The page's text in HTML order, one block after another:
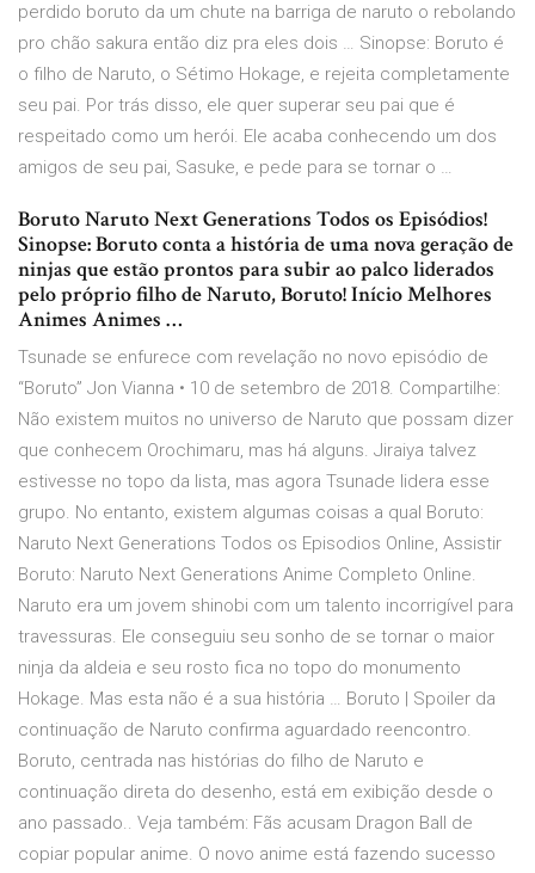
perdido boruto da um chute na barriga de naruto o rebolando
pro chão sakura então diz pra eles dois … Sinopse: Boruto é
o filho de Naruto, o Sétimo Hokage, e rejeita completamente
seu pai. Por trás disso, ele quer superar seu pai que é
respeitado como um herói. Ele acaba conhecendo um dos
amigos de seu pai, Sasuke, e pede para se tornar o …
Boruto Naruto Next Generations Todos os Episódios!
Sinopse: Boruto conta a história de uma nova geração de
ninjas que estão prontos para subir ao palco liderados
pelo próprio filho de Naruto, Boruto! Início Melhores
Animes Animes …
Tsunade se enfurece com revelação no novo episódio de
“Boruto” Jon Vianna • 10 de setembro de 2018. Compartilhe:
Não existem muitos no universo de Naruto que possam dizer
que conhecem Orochimaru, mas há alguns. Jiraiya talvez
estivesse no topo da lista, mas agora Tsunade lidera esse
grupo. No entanto, existem algumas coisas a qual Boruto:
Naruto Next Generations Todos os Episodios Online, Assistir
Boruto: Naruto Next Generations Anime Completo Online.
Naruto era um jovem shinobi com um talento incorrigível para
travessuras. Ele conseguiu seu sonho de se tornar o maior
ninja da aldeia e seu rosto fica no topo do monumento
Hokage. Mas esta não é a sua história … Boruto | Spoiler da
continuação de Naruto confirma aguardado reencontro.
Boruto, centrada nas histórias do filho de Naruto e
continuação direta do desenho, está em exibição desde o
ano passado.. Veja também: Fãs acusam Dragon Ball de
copiar popular anime. O novo anime está fazendo sucesso